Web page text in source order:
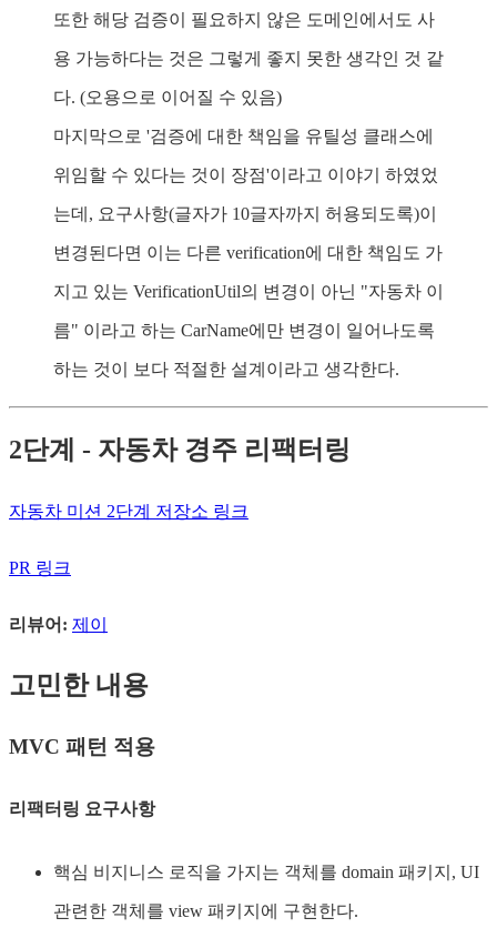
또한 해당 검증이 필요하지 않은 도메인에서도 사
용 가능하다는 것은 그렇게 좋지 못한 생각인 것 같
다. (오용으로 이어질 수 있음)
마지막으로 '검증에 대한 책임을 유틸성 클래스에
위임할 수 있다는 것이 장점'이라고 이야기 하였었
는데, 요구사항(글자가 10글자까지 허용되도록)이
변경된다면 이는 다른 verification에 대한 책임도 가
지고 있는 VerificationUtil의 변경이 아닌 "자동차 이
름" 이라고 하는 CarName에만 변경이 일어나도록
하는 것이 보다 적절한 설계이라고 생각한다.
2단계 - 자동차 경주 리팩터링
자동차 미션 2단계 저장소 링크
PR 링크
리뷰어: 제이
고민한 내용
MVC 패턴 적용
리팩터링 요구사항
핵심 비지니스 로직을 가지는 객체를 domain 패키지, UI
관련한 객체를 view 패키지에 구현한다.